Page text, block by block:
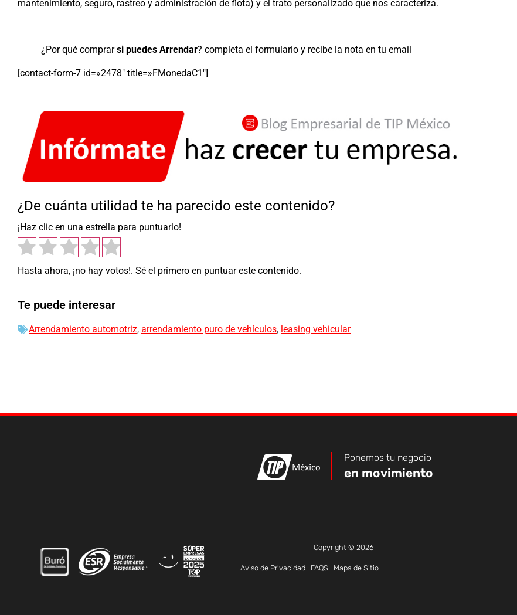
mantenimiento, seguro, rastreo y administración de flota) y el trato personalizado que nos caracteriza.
¿Por qué comprarsi puedes Arrendar? completa el formulario y recibe la nota en tu email
[contact-form-7 id=»2478″ title=»FMonedaC1″]
¿De cuánta utilidad te ha parecido este contenido?
¡Haz clic en una estrella para puntuarlo!
Hasta ahora, ¡no hay votos!. Sé el primero en puntuar este contenido.
Te puede interesar
Arrendamiento automotriz, arrendamiento puro de vehículos, leasing vehicular
Ponemos tu negocio
en movimiento
Copyright © 2026
Aviso de Privacidad| FAQS Mapa de Sitio